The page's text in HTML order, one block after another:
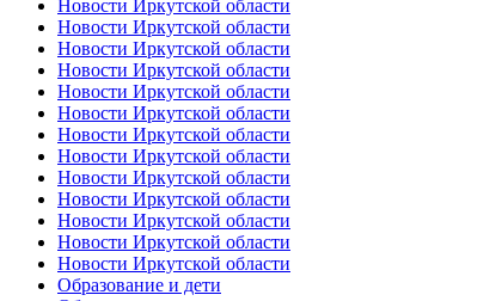
Новости Иркутской области
Новости Иркутской области
Новости Иркутской области
Новости Иркутской области
Новости Иркутской области
Новости Иркутской области
Новости Иркутской области
Новости Иркутской области
Новости Иркутской области
Новости Иркутской области
Новости Иркутской области
Новости Иркутской области
Новости Иркутской области
Образование и дети